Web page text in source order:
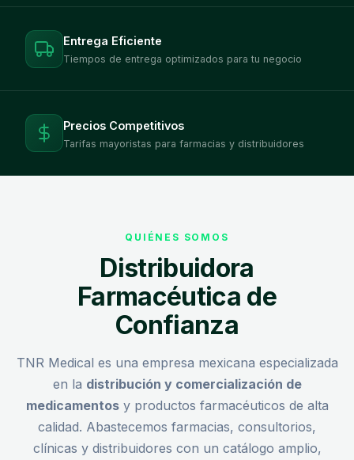
Entrega Eficiente
Tiempos de entrega optimizados para tu negocio
Precios Competitivos
Tarifas mayoristas para farmacias y distribuidores
QUIÉNES SOMOS
Distribuidora
Farmacéutica de
Confianza
TNR Medical es una empresa mexicana especializada
en la distribución y comercialización de
medicamentosy productos farmacéuticos de alta
calidad. Abastecemos farmacias, consultorios,
clínicas y distribuidores con un catálogo amplio,